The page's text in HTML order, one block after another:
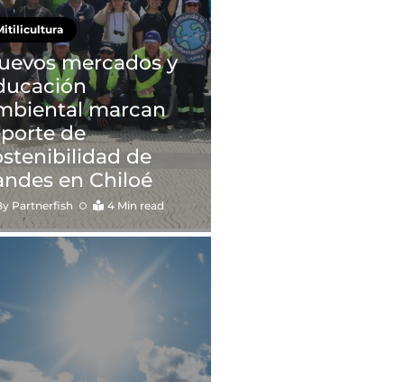
mercados y
marcan
de
de
en Chiloé
Partnerfish 4 Min read